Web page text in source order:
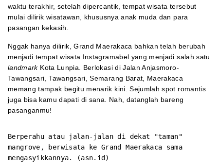
waktu terakhir, setelah dipercantik, tempat wisata tersebut
mulai dilirik wisatawan, khususnya anak muda dan para
pasangan kekasih.
Nggak hanya dilirik, Grand Maerakaca bahkan telah berubah
menjadi tempat wisata Instagramabel yang menjadi salah satu
landmarkKota Lunpia. Berlokasi di Jalan Anjasmoro-
Tawangsari, Tawangsari, Semarang Barat, Maerakaca
memang tampak begitu menarik kini. Sejumlah spot romantis
juga bisa kamu dapati di sana. Nah, datanglah bareng
pasanganmu!
Berperahu atau jalan-jalan di dekat "taman"
mangrove, berwisata ke Grand Maerakaca sama
mengasyikkannya. (asn.id)